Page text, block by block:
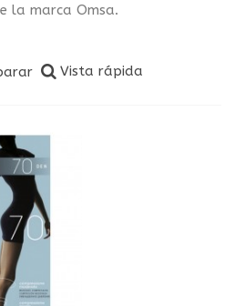
la marca Omsa.
Vista rápida